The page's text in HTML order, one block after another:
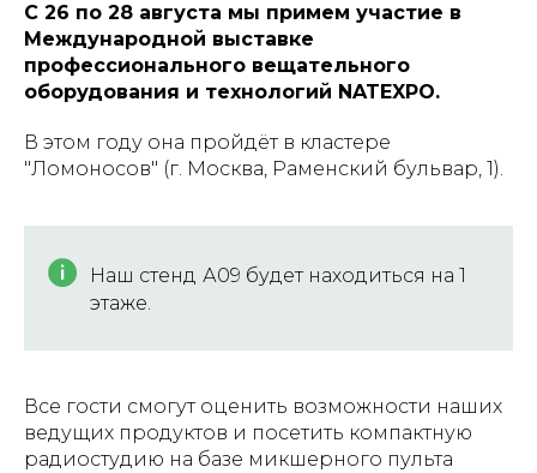
С 26 по 28 августа мы примем участие в
Международной выставке
профессионального вещательного
оборудования и технологий NATEXPO.
В этом году она пройдёт в кластере
"Ломоносов" (г. Москва, Раменский бульвар, 1).
Наш стенд А09 будет находиться на 1
этаже.
Все гости смогут оценить возможности наших
ведущих продуктов и посетить компактную
радиостудию на базе микшерного пульта